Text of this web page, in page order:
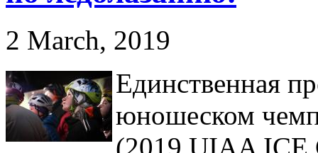
2 March, 2019
Единственная
юношеском
(2019 UIAA